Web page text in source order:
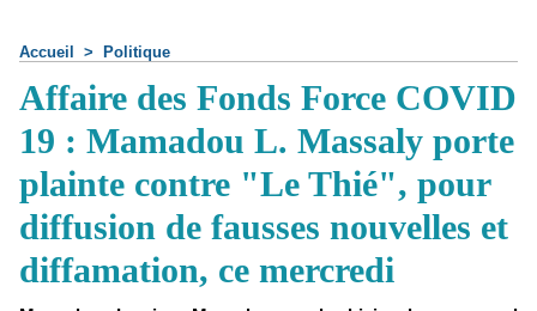
Accueil > Politique
Affaire des Fonds Force COVID
19 : Mamadou L. Massaly porte
plainte contre "Le Thié", pour
diffusion de fausses nouvelles et
diffamation, ce mercredi